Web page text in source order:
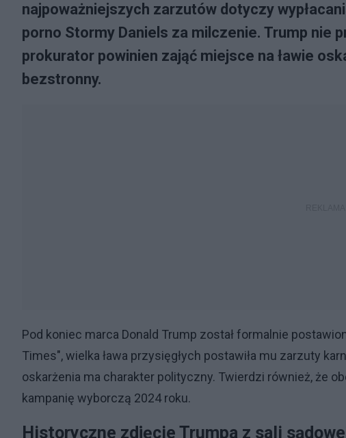
najpoważniejszych zarzutów dotyczy
porno Stormy Daniels za milczenie. Trump nie
prokurator powinien zająć miejsce na ławie
bezstronny.
Pod koniec marca Donald Trump został formalnie
Times", wielka ława przysięgłych postawiła mu zarzuty
oskarżenia ma charakter polityczny. Twierdzi również, że
kampanię wyborczą 2024 roku.
Historyczne zdjęcie Trumpa z sali